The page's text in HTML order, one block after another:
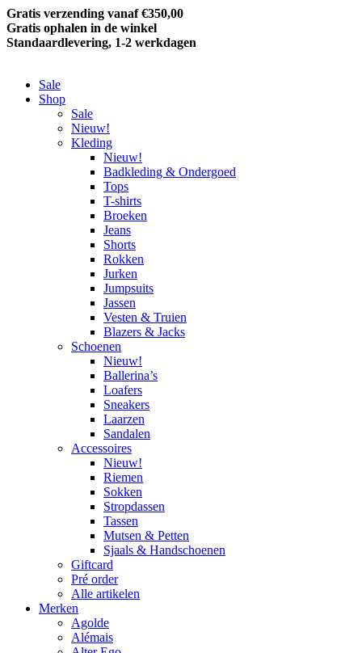
Gratis verzending vanaf €350,00
Gratis ophalen in de winkel
Standaardlevering, 1-2 werkdagen
Sale
Shop
Sale
Nieuw!
Kleding
Nieuw!
Badkleding & Ondergoed
Tops
T-shirts
Broeken
Jeans
Shorts
Rokken
Jurken
Jumpsuits
Jassen
Vesten & Truien
Blazers & Jacks
Schoenen
Nieuw!
Ballerina’s
Loafers
Sneakers
Laarzen
Sandalen
Accessoires
Nieuw!
Riemen
Sokken
Stropdassen
Tassen
Mutsen & Petten
Sjaals & Handschoenen
Giftcard
Pré order
Alle artikelen
Merken
Agolde
Alémais